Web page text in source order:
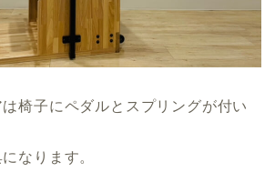
椅子にペダルとスプリングが付い
なります。